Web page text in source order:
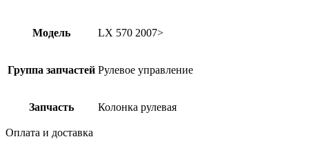
Модель LX 570 2007>
Группа запчастей Рулевое управление
Запчасть Колонка рулевая
Оплата и доставка